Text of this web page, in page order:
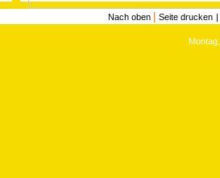
Nach oben Seite drucken